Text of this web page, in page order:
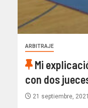
ARBITRAJE
Mi
con dos
21 septiembre, 2021